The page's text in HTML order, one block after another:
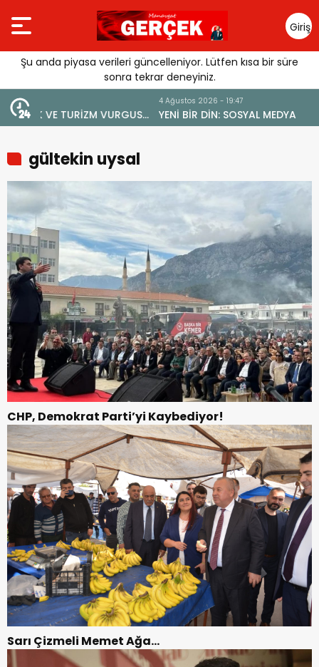
Giriş
Yap
Şu anda piyasa verileri güncelleniyor. Lütfen kısa bir süre
sonra tekrar deneyiniz.
YENİ BİR DİN: SOSYAL MEDYA
gültekin uysal
CHP, Demokrat Parti’yi Kaybediyor!
Sarı Çizmeli Memet Ağa…